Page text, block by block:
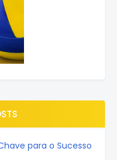
para o Sucesso